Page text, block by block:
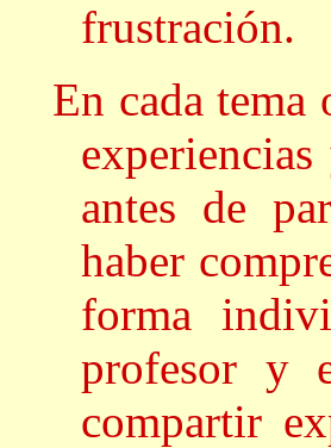
frustración.
En cada tema
antes de
haber
forma
profesor y
compartir